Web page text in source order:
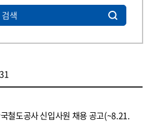
검색
철도공사 신입사원 채용 공고(~8.21.